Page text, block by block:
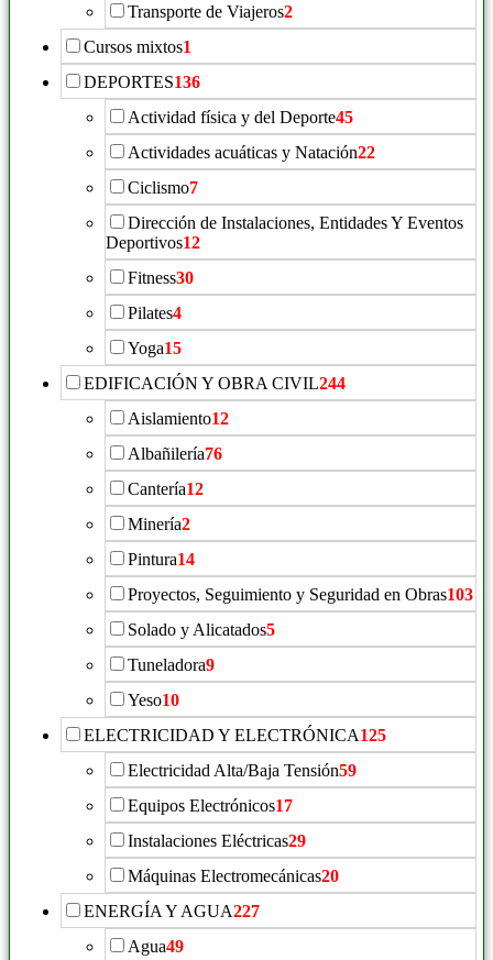
Transporte de Viajeros2
Cursos mixtos1
DEPORTES136
Actividad física y del Deporte45
Actividades acuáticas y Natación22
Ciclismo7
Dirección de Instalaciones, Entidades Y Eventos
Deportivos12
Fitness30
Pilates4
Yoga15
EDIFICACIÓN Y OBRA CIVIL244
Aislamiento12
Albañilería76
Cantería12
Minería2
Pintura14
Proyectos, Seguimiento y Seguridad en Obras103
Solado y Alicatados5
Tuneladora9
Yeso10
ELECTRICIDAD Y ELECTRÓNICA125
Electricidad Alta/Baja Tensión59
Equipos Electrónicos17
Instalaciones Eléctricas29
Máquinas Electromecánicas20
ENERGÍA Y AGUA227
Agua49